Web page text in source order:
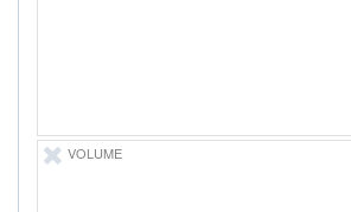
Non éligible
Boursobank
VOLUME